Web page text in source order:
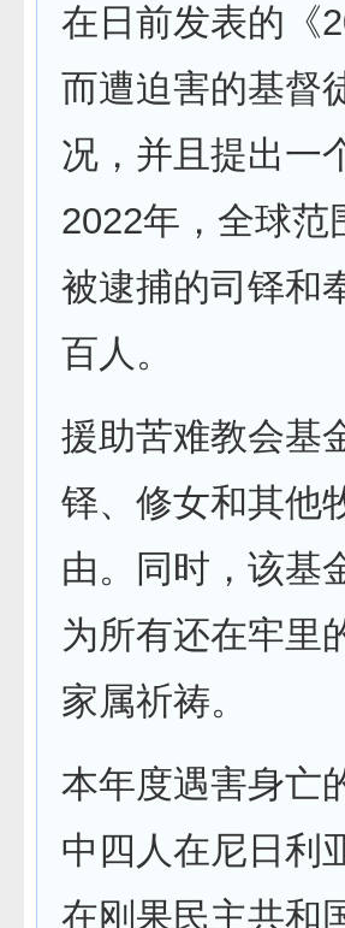
在日前发表的《
而遭迫害的基督
况，并且提出一
2022年，全球范
被逮捕的司铎和
百人。
援助苦难教会基
铎、修女和其他
由。同时，该基
为所有还在牢里
家属祈祷。
本年度遇害身亡
中四人在尼日利
在刚果民主共和